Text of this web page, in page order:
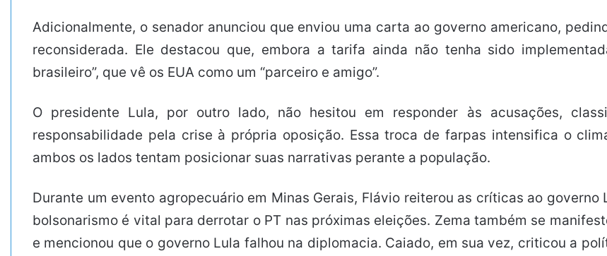
Adicionalmente, o senador anunciou que enviou uma carta ao governo americano,
reconsiderada. Ele destacou que, embora a tarifa ainda não tenha sido
brasileiro”, que vê os EUA como um “parceiro e amigo”.
O presidente Lula, por outro lado, não hesitou em responder às acusações,
responsabilidade pela crise à própria oposição. Essa troca de farpas intensifica o
ambos os lados tentam posicionar suas narrativas perante a população.
Durante um evento agropecuário em Minas Gerais, Flávio reiterou as críticas ao
bolsonarismo é vital para derrotar o PT nas próximas eleições. Zema também se
e mencionou que o governo Lula falhou na diplomacia. Caiado, em sua vez, criticou a